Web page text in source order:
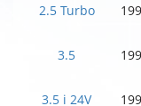
2.5 Turbo
3.5
3.5 i 24V